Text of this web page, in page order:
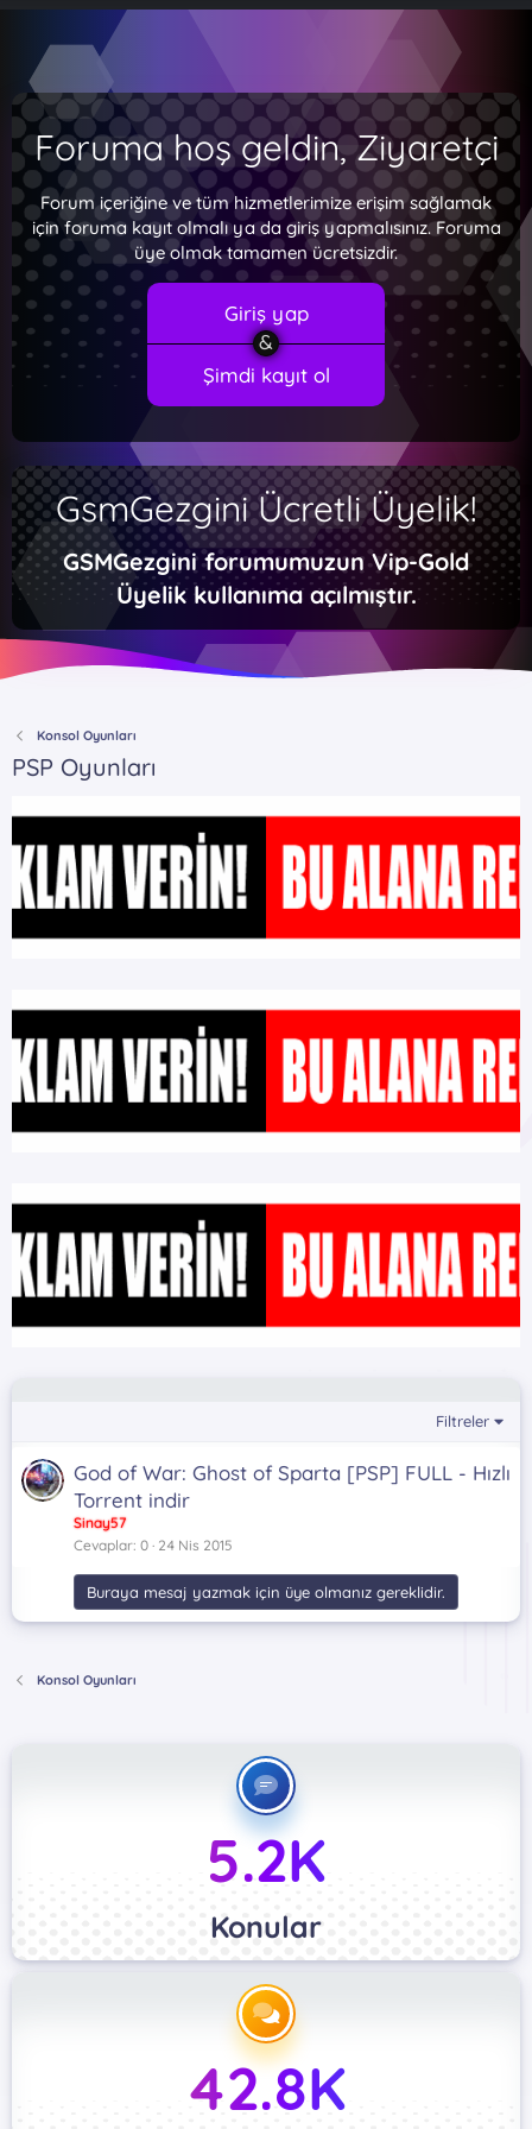
Foruma hoş geldin, Ziyaretçi
Forum içeriğine ve tüm hizmetlerimize erişim sağlamak
için foruma kayıt olmalı ya da giriş yapmalısınız. Foruma
üye olmak tamamen ücretsizdir.
Giriş yap
Şimdi kayıt ol
GsmGezgini Ücretli Üyelik!
GSMGezgini forumumuzun Vip-Gold
Üyelik kullanıma açılmıştır.
Konsol Oyunları
PSP Oyunları
Filtreler
God of War: Ghost of Sparta [PSP] FULL - Hızlı
Torrent indir
Sinay57
Cevaplar 0 24 Nis 2015
Buraya mesaj yazmak için üye olmanız gereklidir.
Konsol Oyunları
5.2K
Konular
42.8K